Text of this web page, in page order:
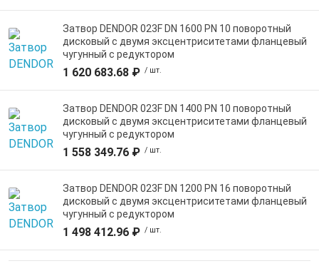
Затвор DENDOR 023F DN 1600 PN 10 поворотный
дисковый c двумя эксцентриситетами фланцевый
чугунный с редуктором
1 620 683.68 ₽ / шт.
Затвор DENDOR 023F DN 1400 PN 10 поворотный
дисковый c двумя эксцентриситетами фланцевый
чугунный с редуктором
1 558 349.76 ₽ / шт.
Затвор DENDOR 023F DN 1200 PN 16 поворотный
дисковый c двумя эксцентриситетами фланцевый
чугунный с редуктором
1 498 412.96 ₽ / шт.